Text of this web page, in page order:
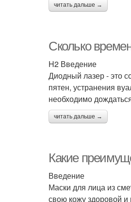
читать дальше →
Сколько
H2 Введение
Диодный лазер - это
пятен, устранения
необходимо
читать дальше →
Какие
Введение
Маски для лица из
свою кожу здоровой и